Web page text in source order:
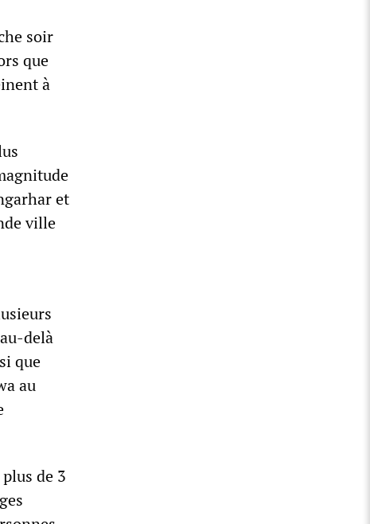
soir
que
à
et
ville
que
au
de 3